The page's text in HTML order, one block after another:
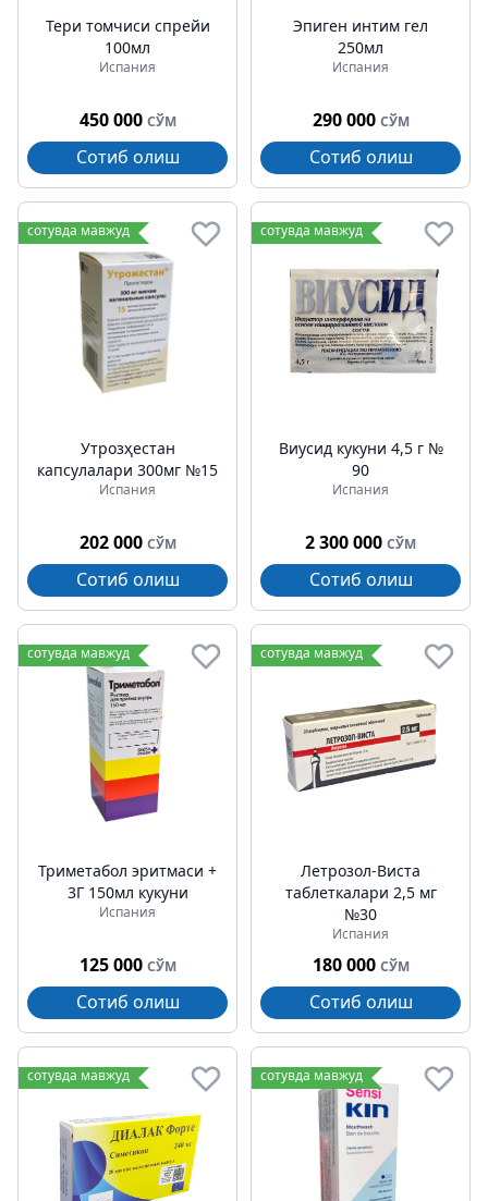
Тери томчиси спрейи
100мл
Испания
450 000 СЎМ
Сотиб олиш
Эпиген интим гел
250мл
Испания
290 000 СЎМ
Сотиб олиш
сотувда мавжуд
Утрозҳестан
капсулалари 300мг №15
Испания
202 000 СЎМ
Сотиб олиш
сотувда мавжуд
Виусид кукуни 4,5 г №
90
Испания
2 300 000 СЎМ
Сотиб олиш
сотувда мавжуд
Триметабол эритмаси +
3Г 150мл кукуни
Испания
125 000 СЎМ
Сотиб олиш
сотувда мавжуд
Летрозол-Виста
таблеткалари 2,5 мг
№30
Испания
180 000 СЎМ
Сотиб олиш
сотувда мавжуд сотувда мавжуд